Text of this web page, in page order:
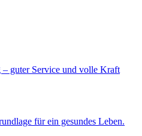
– guter Service und volle Kraft
für ein gesundes Leben.